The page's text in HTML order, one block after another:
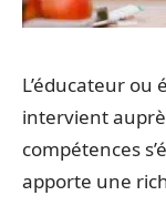
L’éducateur
intervient
compétences
apporte une